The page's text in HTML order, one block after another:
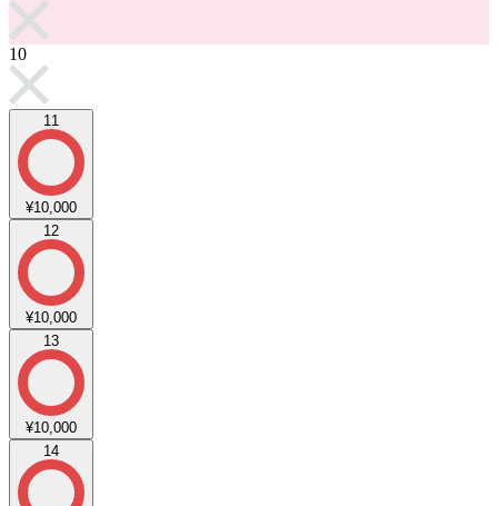
10
11
¥10,000
12
¥10,000
13
¥10,000
14